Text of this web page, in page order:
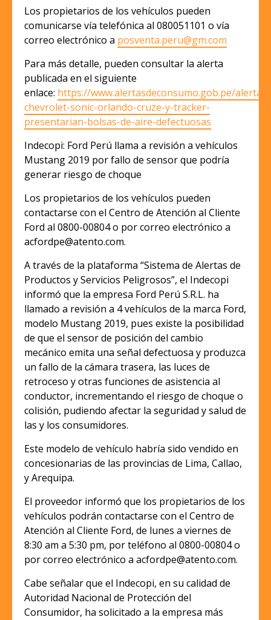
Los propietarios de los vehículos pueden
comunicarse vía telefónica al 080051101 o vía
correo electrónico a posventa.peru@gm.com
Para más detalle, pueden consultar la alerta
publicada en el siguiente
enlace: https://www.alertasdeconsumo.gob.pe/alerta/
chevrolet-sonic-orlando-cruze-y-tracker-
presentarian-bolsas-de-aire-defectuosas
Indecopi: Ford Perú llama a revisión a vehículos
Mustang 2019 por fallo de sensor que podría
generar riesgo de choque
Los propietarios de los vehículos pueden
contactarse con el Centro de Atención al Cliente
Ford al 0800-00804 o por correo electrónico a
acfordpe@atento.com.
A través de la plataforma “Sistema de Alertas de
Productos y Servicios Peligrosos”, el Indecopi
informó que la empresa Ford Perú S.R.L. ha
llamado a revisión a 4 vehículos de la marca Ford,
modelo Mustang 2019, pues existe la posibilidad
de que el sensor de posición del cambio
mecánico emita una señal defectuosa y produzca
un fallo de la cámara trasera, las luces de
retroceso y otras funciones de asistencia al
conductor, incrementando el riesgo de choque o
colisión, pudiendo afectar la seguridad y salud de
las y los consumidores.
Este modelo de vehículo habría sido vendido en
concesionarias de las provincias de Lima, Callao,
y Arequipa.
El proveedor informó que los propietarios de los
vehículos podrán contactarse con el Centro de
Atención al Cliente Ford, de lunes a viernes de
8:30 am a 5:30 pm, por teléfono al 0800-00804 o
por correo electrónico a acfordpe@atento.com.
Cabe señalar que el Indecopi, en su calidad de
Autoridad Nacional de Protección del
Consumidor, ha solicitado a la empresa más